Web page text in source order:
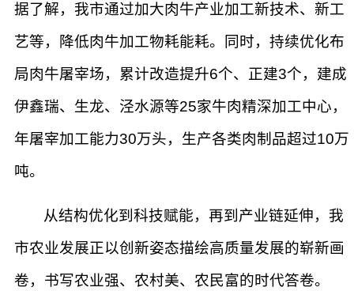
据了解，我市通过加大肉牛产业加工新技术、新工
艺等，降低肉牛加工物耗能耗。同时，持续优化布
局肉牛屠宰场，累计改造提升6个、正建3个，建成
伊鑫瑞、生龙、泾水源等25家牛肉精深加工中心，
年屠宰加工能力30万头，生产各类肉制品超过10万
吨。
从结构优化到科技赋能，再到产业链延伸，我
市农业发展正以创新姿态描绘高质量发展的崭新画
卷，书写农业强、农村美、农民富的时代答卷。